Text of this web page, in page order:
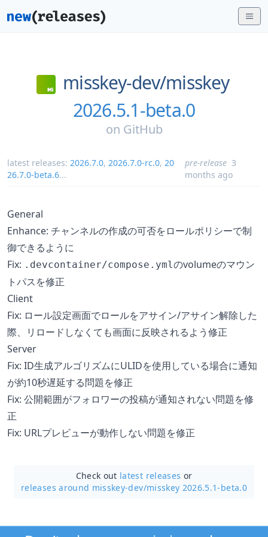
misskey-dev/misskey
2026.5.1-beta.0
on GitHub
latest releases: 2026.7.0, 2026.7.0-rc.0, 20
26.7.0-beta.6...
pre-release 3
months ago
General
Enhance: チャンネルの作成の可否をロールポリシーで制
御できるように
Fix: .devcontainer/compose.yml のvolumeのマウン
トパスを修正
Client
Fix: ロール設定画面でロールをアサイン/アサイン解除した
際、リロードしなくても画面に反映されるよう修正
Server
Fix: ID生成アルゴリズムにULIDを使用している場合に通知
が約10秒遅延する問題を修正
Fix: 公開範囲がフォロワーの投稿が通知されない問題を修
正
Fix: URLプレビューが動作しない問題を修正
Check out latest releases or
releases around misskey-dev/misskey 2026.5.1-beta.0